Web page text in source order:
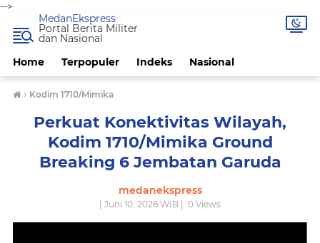
-->
Home Terpopuler Indeks Nasional
MedanEkspress
Portal Berita Militer
dan Nasional
› Kodim 1710/Mimika
Perkuat Konektivitas Wilayah,
Kodim 1710/Mimika Ground
Breaking 6 Jembatan Garuda
medanekspress
| Juni 10, 2026 WIB | 0 Views